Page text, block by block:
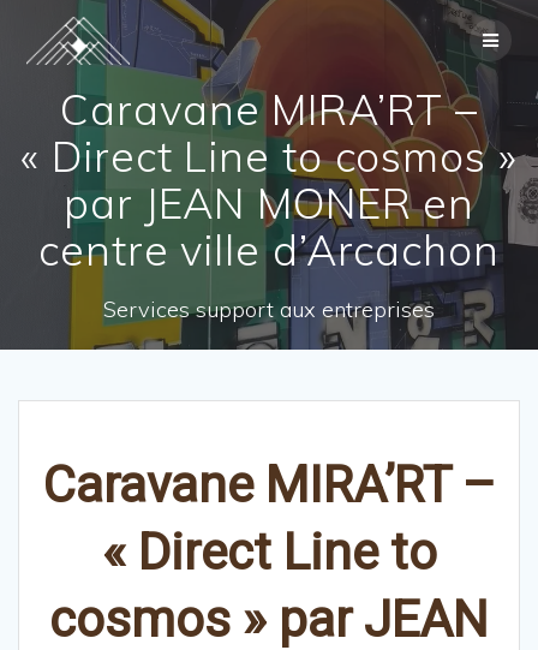
Skip
Caravane MIRA’RT –
« Direct Line to cosmos »
par JEAN MONER en
centre ville d’Arcachon
Services support aux entreprises
Caravane MIRA’RT –
« Direct Line to
cosmos » par JEAN